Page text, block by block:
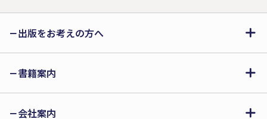
出版をお考えの方へ
書籍案内
会社案内